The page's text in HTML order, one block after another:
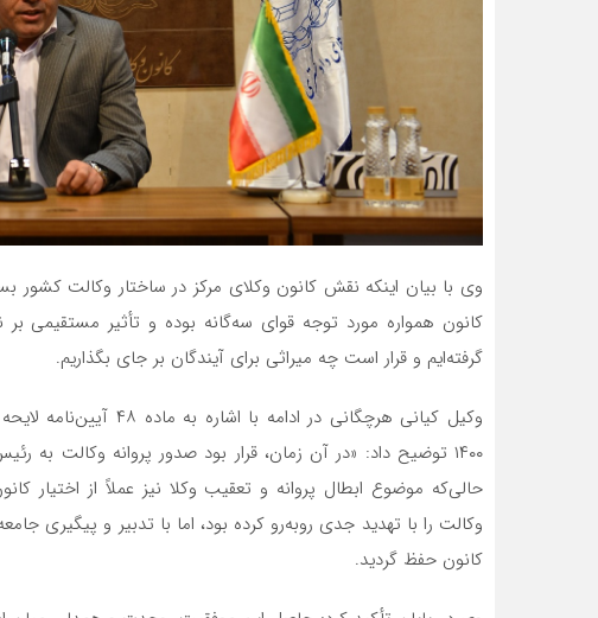
وی با بیان اینکه نقش کانون وکلای مرکز در ساختار وکالت کشور
کانون همواره مورد توجه قوای سه‌گانه بوده و تأثیر مستقیمی بر
گرفته‌ایم و قرار است چه میراثی برای آیندگان بر جای بگذاریم.
وکیل کیانی هرچگانی در
۱۴۰۰ توضیح داد: «در آن زمان، قرار بود صدور پروانه وکالت
حالی‌که موضوع ابطال پروانه و تعقیب وکلا نیز عملاً از اختیار
وکالت را با تهدید جدی روبه‌رو کرده بود، اما با تدبیر و پیگیری
کانون حفظ گردید.